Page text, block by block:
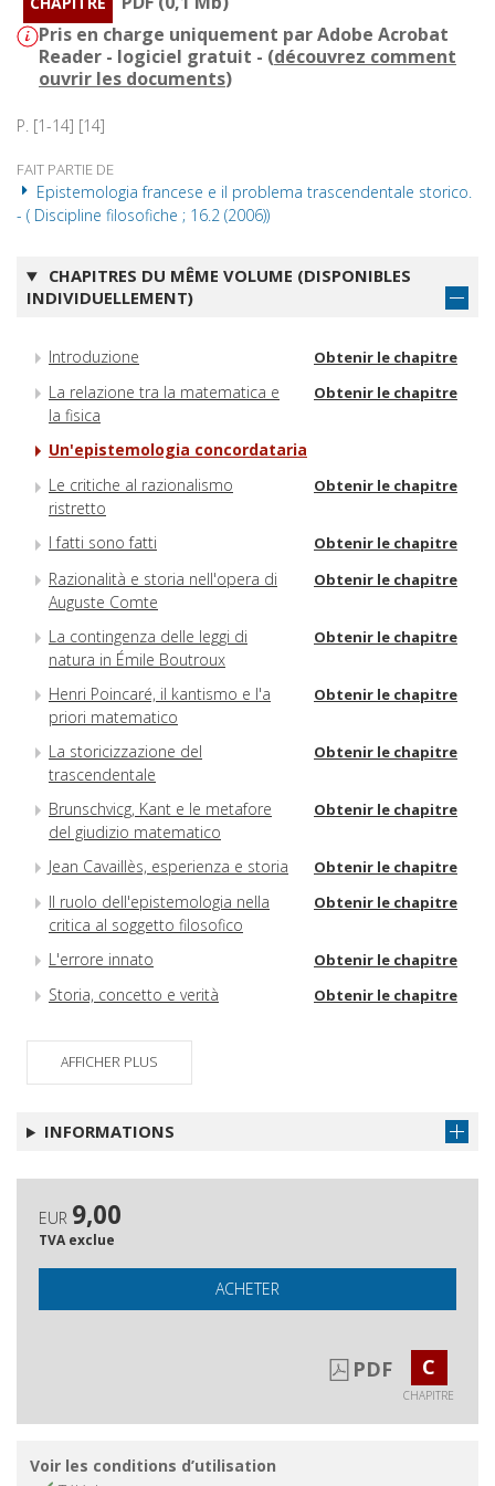
Pris en charge uniquement par Adobe Acrobat
Reader - logiciel gratuit - (découvrez comment
ouvrir les documents)
P. [1-14] [14]
FAIT PARTIE DE
Epistemologia francese e il problema trascendentale storico.
- ( Discipline filosofiche ; 16.2 (2006))
CHAPITRES DU MÊME VOLUME (DISPONIBLES
INDIVIDUELLEMENT)
Introduzione Obtenir le chapitre
La relazione tra la matematica e
la fisica
Obtenir le chapitre
Un'epistemologia concordataria
Le critiche al razionalismo
ristretto
Obtenir le chapitre
I fatti sono fatti Obtenir le chapitre
Razionalità e storia nell'opera di
Auguste Comte
Obtenir le chapitre
La contingenza delle leggi di
natura in Émile Boutroux
Obtenir le chapitre
Henri Poincaré, il kantismo e l'a
priori matematico
Obtenir le chapitre
La storicizzazione del
trascendentale
Obtenir le chapitre
Brunschvicg, Kant e le metafore
del giudizio matematico
Obtenir le chapitre
Jean Cavaillès, esperienza e storia Obtenir le chapitre
Il ruolo dell'epistemologia nella
critica al soggetto filosofico
Obtenir le chapitre
L'errore innato Obtenir le chapitre
Storia, concetto e verità Obtenir le chapitre
AFFICHER PLUS
INFORMATIONS
EUR 9,00
TVA exclue
ACHETER
PDF C
CHAPITRE
Voir les conditions d’utilisation